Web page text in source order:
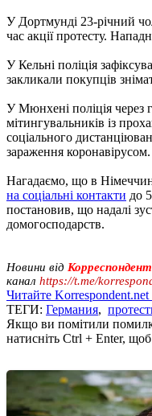
У Дортмунді 23-річний
час акції протесту.
У Кельні поліція
закликали покупців
У Мюнхені поліція через
мітингувальників із
соціального
зараження коронавірусом.
Нагадаємо, що в
на соціальні контакти до
постановив, що надалі
домогосподарств.
Новини від
канал https://t.me/
Читайте
ТЕГИ: Германия,
Якщо ви помітили
натисніть Ctrl + Enter,